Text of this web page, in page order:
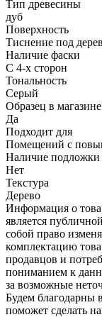
Тип древесины
дуб
Поверхность
Тиснение под
Наличие фаски
С 4-х сторон
Тональность
Серый
Образец в магазине
Да
Подходит для
Помещений с
Наличие подложки
Нет
Текстура
Дерево
Информация о
является
собой право
комплектацию
продавцов и
пониманием к
за возможные
Будем благодарны
поможет сделать